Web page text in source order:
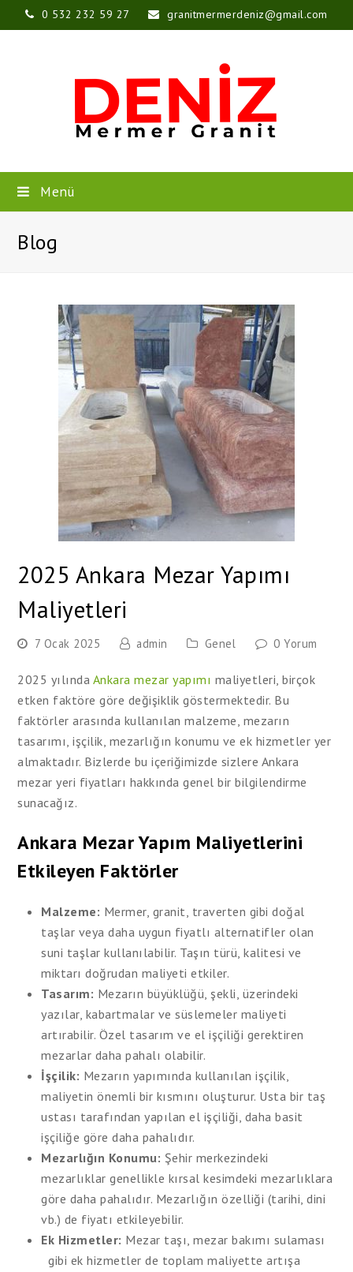
0 532 232 59 27 granitmermerdeniz@gmail.com
Menü
Blog
2025 Ankara Mezar Yapımı
Maliyetleri
7 Ocak 2025 admin Genel 0 Yorum
2025 yılında Ankara mezar yapımı maliyetleri, birçok
etken faktöre göre değişiklik göstermektedir. Bu
faktörler arasında kullanılan malzeme, mezarın
tasarımı, işçilik, mezarlığın konumu ve ek hizmetler yer
almaktadır. Bizlerde bu içeriğimizde sizlere Ankara
mezar yeri fiyatları hakkında genel bir bilgilendirme
sunacağız.
Ankara Mezar Yapım Maliyetlerini
Etkileyen Faktörler
Malzeme: Mermer, granit, traverten gibi doğal
taşlar veya daha uygun fiyatlı alternatifler olan
suni taşlar kullanılabilir. Taşın türü, kalitesi ve
miktarı doğrudan maliyeti etkiler.
Tasarım: Mezarın büyüklüğü, şekli, üzerindeki
yazılar, kabartmalar ve süslemeler maliyeti
artırabilir. Özel tasarım ve el işçiliği gerektiren
mezarlar daha pahalı olabilir.
İşçilik: Mezarın yapımında kullanılan işçilik,
maliyetin önemli bir kısmını oluşturur. Usta bir taş
ustası tarafından yapılan el işçiliği, daha basit
işçiliğe göre daha pahalıdır.
Mezarlığın Konumu: Şehir merkezindeki
mezarlıklar genellikle kırsal kesimdeki mezarlıklara
göre daha pahalıdır. Mezarlığın özelliği (tarihi, dini
vb.) de fiyatı etkileyebilir.
Ek Hizmetler: Mezar taşı, mezar bakımı sulaması
gibi ek hizmetler de toplam maliyette artışa